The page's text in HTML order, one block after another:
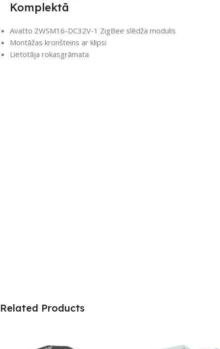
Komplektā
Avatto ZWSM16-DC32V-1 ZigBee slēdža modulis
Montāžas kronšteins ar klipsi
Lietotāja rokasgrāmata
Related Products